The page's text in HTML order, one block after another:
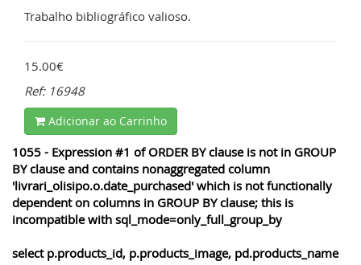
Trabalho bibliográfico valioso.
15.00€
Ref: 16948
Adicionar ao Carrinho
1055 - Expression #1 of ORDER BY clause is not in GROUP
BY clause and contains nonaggregated column
'livrari_olisipo.o.date_purchased' which is not functionally
dependent on columns in GROUP BY clause; this is
incompatible with sql_mode=only_full_group_by
select p.products_id, p.products_image, pd.products_name